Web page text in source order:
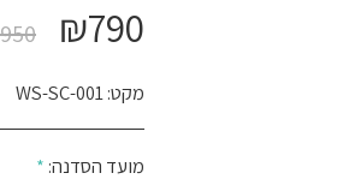
₪790
950
מקט:WS-SC-001
מועד הסדנה: *